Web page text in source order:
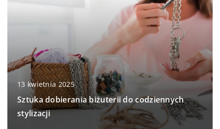
13 kwietnia 2025
Sztuka dobierania biżuterii do codziennych
stylizacji